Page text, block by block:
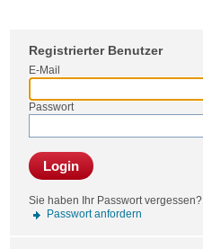
Registrierter Benutzer
E-Mail
Passwort
Login
Sie haben Ihr Passwort vergessen?
Passwort anfordern